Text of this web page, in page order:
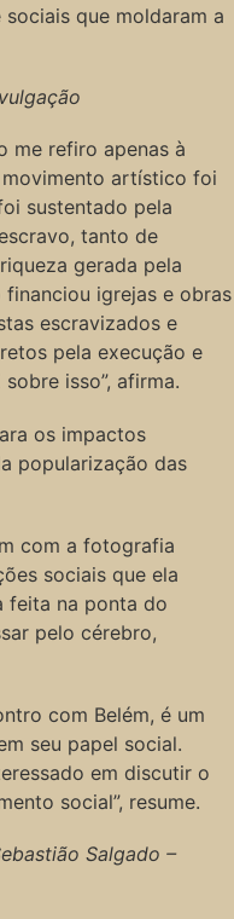
que moldaram a
me refiro apenas à
artístico foi
sustentado pela
tanto de
gerada pela
igrejas e obras
escravizados e
pela execução e
isso”, afirma.
os impactos
popularização das
com a fotografia
sociais que ela
feita na ponta do
pelo cérebro,
com Belém, é um
seu papel social.
em discutir o
social”, resume.
Salgado –